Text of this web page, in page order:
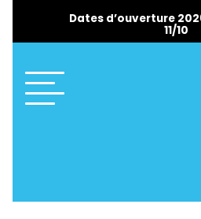
Dates d’ouverture
11/10